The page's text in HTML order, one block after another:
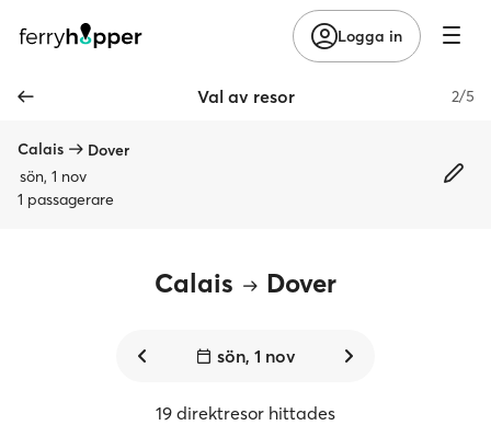
Logga in
Val av resor 2/5
Calais
Dover
sön, 1 nov
1 passagerare
Calais Dover
sön, 1 nov
19 direktresor hittades